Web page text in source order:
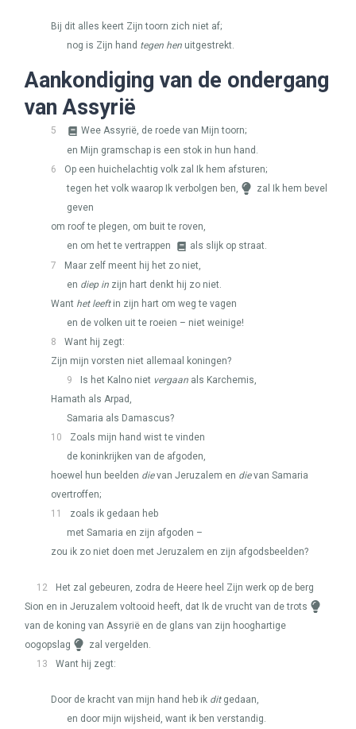
Bij dit alles keert Zijn toorn zich niet af;
nog is Zijn hand tegen hen uitgestrekt.
Aankondiging van de ondergang
van Assyrië
5
Wee Assyrië, de roede van Mijn toorn;
en Mijn gramschap is een stok in hun hand.
6
Op een huichelachtig volk zal Ik hem afsturen;
tegen het volk waarop Ik verbolgen ben,
zal Ik hem bevel
geven
om roof te plegen, om buit te roven,
en om het te vertrappen
als slijk op straat.
7
Maar zelf meent hij het zo niet,
en diep in zijn hart denkt hij zo niet.
Want het leeftin zijn hart om weg te vagen
en de volken uit te roeien – niet weinige!
8
Want hij zegt:
Zijn mijn vorsten niet allemaal koningen?
9
Is het Kalno niet vergaan als Karchemis,
Hamath als Arpad,
Samaria als Damascus?
10
Zoals mijn hand wist te vinden
de koninkrijken van de afgoden,
hoewel hun beelden dievan Jeruzalem en dievan Samaria
overtroffen;
11
zoals ik gedaan heb
met Samaria en zijn afgoden –
zou ik zo niet doen met Jeruzalem en zijn afgodsbeelden?
12
Het zal gebeuren, zodra de Heere heel Zijn werk op de berg
Sion en in Jeruzalem voltooid heeft, dat Ik de vrucht van de trots
van de koning van Assyrië en de glans van zijn hooghartige
oogopslag
zal vergelden.
13
Want hij zegt:
Door de kracht van mijn hand heb ik ditgedaan,
en door mijn wijsheid, want ik ben verstandig.